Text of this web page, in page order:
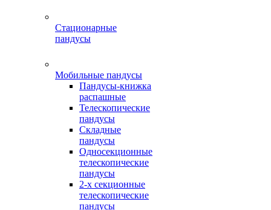
Стационарные
пандусы
Мобильные пандусы
Пандусы-книжка
распашные
Телескопические
пандусы
Складные
пандусы
Односекционные
телескопические
пандусы
2-х секционные
телескопические
пандусы